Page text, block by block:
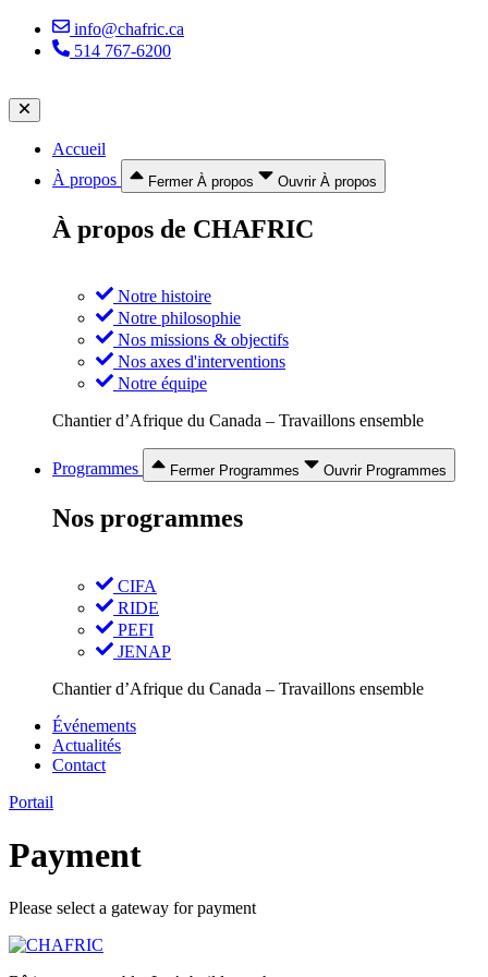
Aller
info@chafric.ca
514 767-6200
Accueil
À propos
Fermer À propos Ouvrir À propos
À propos de CHAFRIC
Notre histoire
Notre philosophie
Nos missions & objectifs
Nos axes d'interventions
Notre équipe
Chantier d’Afrique du Canada – Travaillons ensemble
Programmes Fermer Programmes Ouvrir Programmes
Nos programmes
CIFA
RIDE
PEFI
JENAP
Chantier d’Afrique du Canada – Travaillons ensemble
Événements
Actualités
Contact
Portail
Payment
Please select a gateway for payment